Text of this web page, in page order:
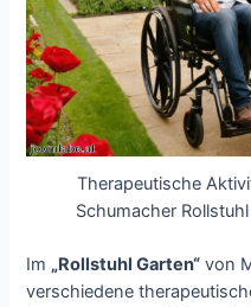
Therapeutische
Schumacher
Im „Rollstuhl Garten“ von
verschiedene